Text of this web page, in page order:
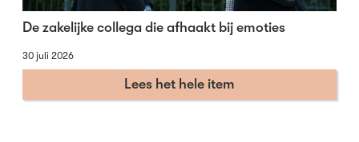
De zakelijke collega die afhaakt bij emoties
30 juli 2026
Lees het hele item